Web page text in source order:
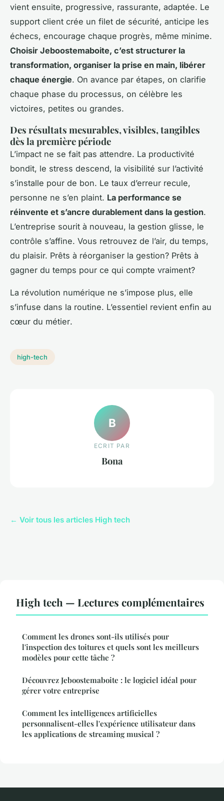
vient ensuite, progressive, rassurante, adaptée. Le
support client crée un filet de sécurité, anticipe les
échecs, encourage chaque progrès, même minime.
Choisir Jeboostemaboite, c’est structurer la
transformation, organiser la prise en main, libérer
chaque énergie. On avance par étapes, on clarifie
chaque phase du processus, on célèbre les
victoires, petites ou grandes.
Des résultats mesurables, visibles, tangibles
dès la première période
L’impact ne se fait pas attendre. La productivité
bondit, le stress descend, la visibilité sur l’activité
s’installe pour de bon. Le taux d’erreur recule,
personne ne s’en plaint. La performance se
réinvente et s’ancre durablement dans la gestion.
L’entreprise sourit à nouveau, la gestion glisse, le
contrôle s’affine. Vous retrouvez de l’air, du temps,
du plaisir. Prêts à réorganiser la gestion? Prêts à
gagner du temps pour ce qui compte vraiment?
La révolution numérique ne s’impose plus, elle
s’infuse dans la routine. L’essentiel revient enfin au
cœur du métier.
high-tech
B
ECRIT PAR
Bona
← Voir tous les articles High tech
High tech — Lectures complémentaires
Comment les drones sont-ils utilisés pour
l'inspection des toitures et quels sont les meilleurs
modèles pour cette tâche ?
Découvrez Jeboostemaboite : le logiciel idéal pour
gérer votre entreprise
Comment les intelligences artificielles
personnalisent-elles l'expérience utilisateur dans
les applications de streaming musical ?